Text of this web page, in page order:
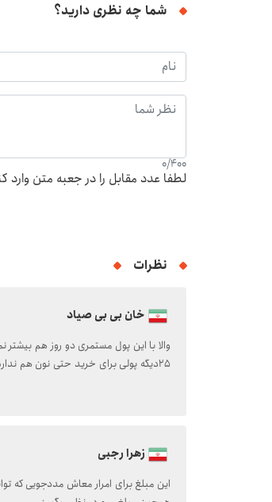
شما چه نظری دارید؟
0/400
لطفا عدد مقابل را در جعبه متن وارد
نظرات
خان بی بی صیاد
۲۵دیگه پولی برای خرید حتی نون هم ندارم چیکار کنیم با این حقوق بگیر و بمیر
زهرا رجبی
این مبلغ برای امرار معاش مددجویی که